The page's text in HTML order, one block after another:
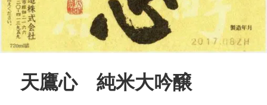
天鷹心 純米大吟醸